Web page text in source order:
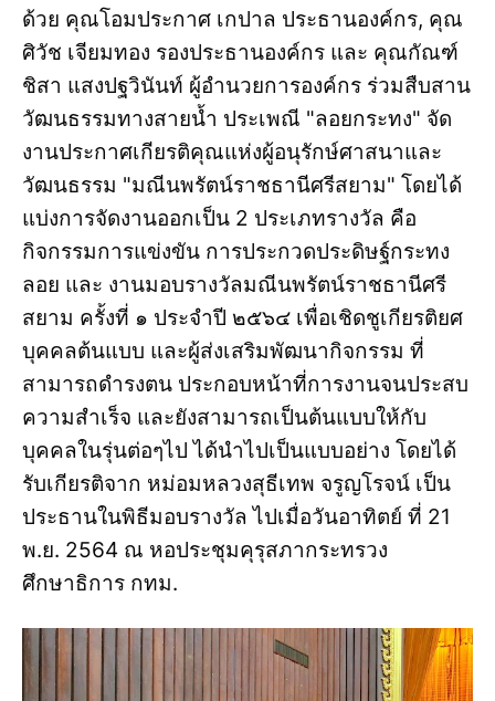
ด้วย คุณโอมประกาศ เกปาล ประธานองค์กร, คุณ
ศิวัช เจียมทอง รองประธานองค์กร และ คุณกัณฑ์
ชิสา แสงปฐวินันท์ ผู้อำนวยการองค์กร ร่วมสืบสาน
วัฒนธรรมทางสายน้ำ ประเพณี "ลอยกระทง" จัด
งานประกาศเกียรติคุณแห่งผู้อนุรักษ์ศาสนาและ
วัฒนธรรม "มณีนพรัตน์ราชธานีศรีสยาม" โดยได้
แบ่งการจัดงานออกเป็น 2 ประเภทรางวัล คือ
กิจกรรมการแข่งขัน การประกวดประดิษฐ์กระทง
ลอย และ งานมอบรางวัลมณีนพรัตน์ราชธานีศรี
สยาม ครั้งที่ ๑ ประจำปี ๒๕๖๔ เพื่อเชิดชูเกียรติยศ
บุคคลต้นแบบ และผู้ส่งเสริมพัฒนากิจกรรม ที่
สามารถดำรงตน ประกอบหน้าที่การงานจนประสบ
ความสำเร็จ และยังสามารถเป็นต้นแบบให้กับ
บุคคลในรุ่นต่อๆไป ได้นำไปเป็นแบบอย่าง โดยได้
รับเกียรติจาก หม่อมหลวงสุธีเทพ จรูญโรจน์ เป็น
ประธานในพิธีมอบรางวัล ไปเมื่อวันอาทิตย์ ที่ 21
พ.ย. 2564 ณ หอประชุมคุรุสภากระทรวง
ศึกษาธิการ กทม.